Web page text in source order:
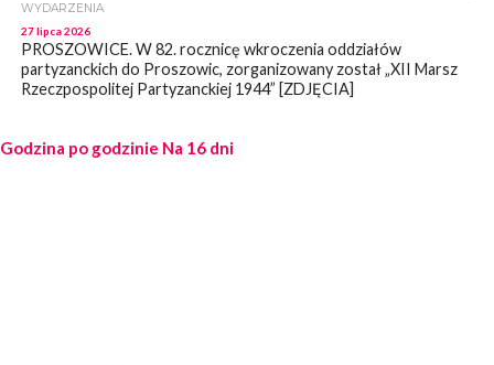
WYDARZENIA
27 lipca 2026
PROSZOWICE. W 82. rocznicę wkroczenia oddziałów
partyzanckich do Proszowic, zorganizowany został „XII Marsz
Rzeczpospolitej Partyzanckiej 1944” [ZDJĘCIA]
27 lipca 2026
PROSZOWICE. Po burzy uszkodzone słupy enegeryczne.
Godzina po godzinie Na 16 dni